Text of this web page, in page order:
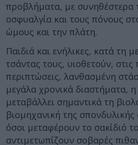
προβλήματα, με συνηθέστερα
οσφυαλγία και τους πόνους
ώμους και την πλάτη.
Παιδιά και ενήλικες, κατά τη
τσάντας τους, υιοθετούν, στις
περιπτώσεις, λανθασμένη
μεγάλα χρονικά διαστήματα,
μεταβάλλει σημαντικά τη
βιομηχανική της σπονδυλικής
όσοι μεταφέρουν το σακίδιό
αντιμετωπίζουν σοβαρές